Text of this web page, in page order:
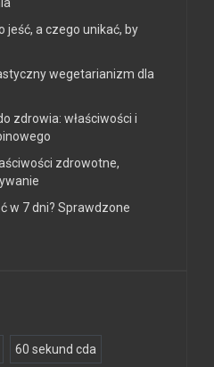
jeść, a czego unikać, by
wegetarianizm dla
zdrowia: właściwości i
zdrowotne,
w 7 dni? Sprawdzone
60 sekund cda